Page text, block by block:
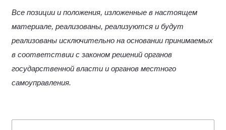
Все позиции и положения, изложенные в настоящем
материале, реализованы, реализуются и будут
реализованы исключительно на основании принимаемых
в соответствии с законом решений органов
государственной власти и органов местного
самоуправления.